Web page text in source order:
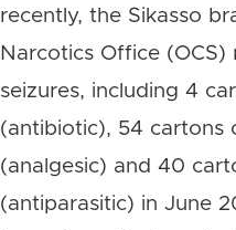
recently, the Sikasso
Narcotics Office
seizures, including 4
(antibiotic), 54 cartons
(analgesic) and 40
(antiparasitic) in June